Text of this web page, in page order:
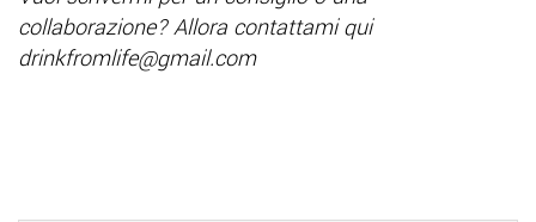
collaborazione? Allora contattami qui
drinkfromlife@gmail.com